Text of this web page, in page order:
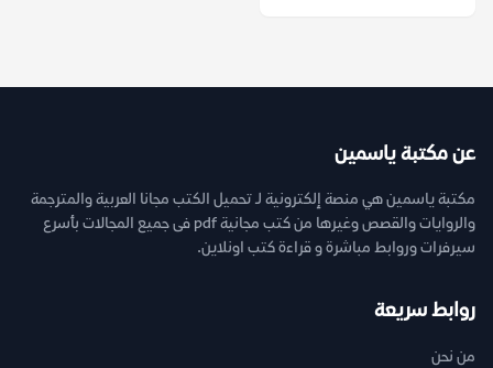
عن مكتبة ياسمين
مكتبة ياسمين هي منصة إلكترونية لـ تحميل الكتب مجانا العربية والمترجمة
والروايات والقصص وغيرها من كتب مجانية pdf فى جميع المجالات بأسرع
سيرفرات وروابط مباشرة و قراءة كتب اونلاين.
روابط سريعة
من نحن